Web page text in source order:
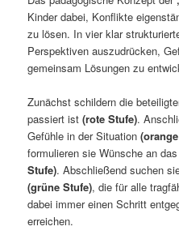
Kinder dabei, Konflikte
zu lösen. In vier klar
Perspektiven auszudrücken,
gemeinsam Lösungen zu
Zunächst schildern die
passiert ist(rote Stufe).
Gefühle in der Situation
formulieren sie Wünsche an
Stufe). Abschließend suchen
(grüne Stufe), die für alle
dabei immer einen Schritt
erreichen.